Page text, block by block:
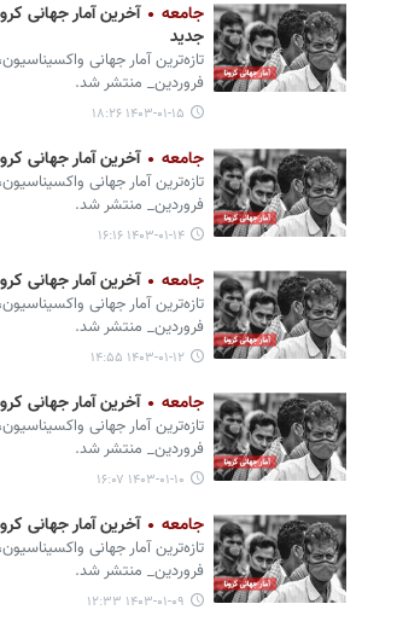
جامعه
جدید
تازه‌ترین آمار جهانی
فروردین_ منتشر شد.
۱۴۰۳-۰۱-۱۵ ۱۸:۲۶
جامعه آخرین آمار جهانی کرونا امروز سه‌شنبه ۱۴
تازه‌ترین آمار جهانی
فروردین_ منتشر شد.
۱۴۰۳-۰۱-۱۴ ۱۶:۱۶
جامعه آخرین آمار جهانی کرونا امروز ۱۲ فروردین؛ ۶
تازه‌ترین آمار جهانی
فروردین_ منتشر شد.
۱۴۰۳-۰۱-۱۲ ۱۴:۵۵
جامعه آخرین آمار جهانی کرونا امروز ۱۰ فروردین؛ ۲۹ فوتی
تازه‌ترین آمار جهانی
فروردین_ منتشر شد.
۱۴۰۳-۰۱-۱۰ ۱۶:۰۷
جامعه آخرین آمار جهانی کرونا امروز ۹ فروردین؛ ۳۳
تازه‌ترین آمار جهانی
فروردین_ منتشر شد.
۱۴۰۳-۰۱-۰۹ ۱۲:۳۳